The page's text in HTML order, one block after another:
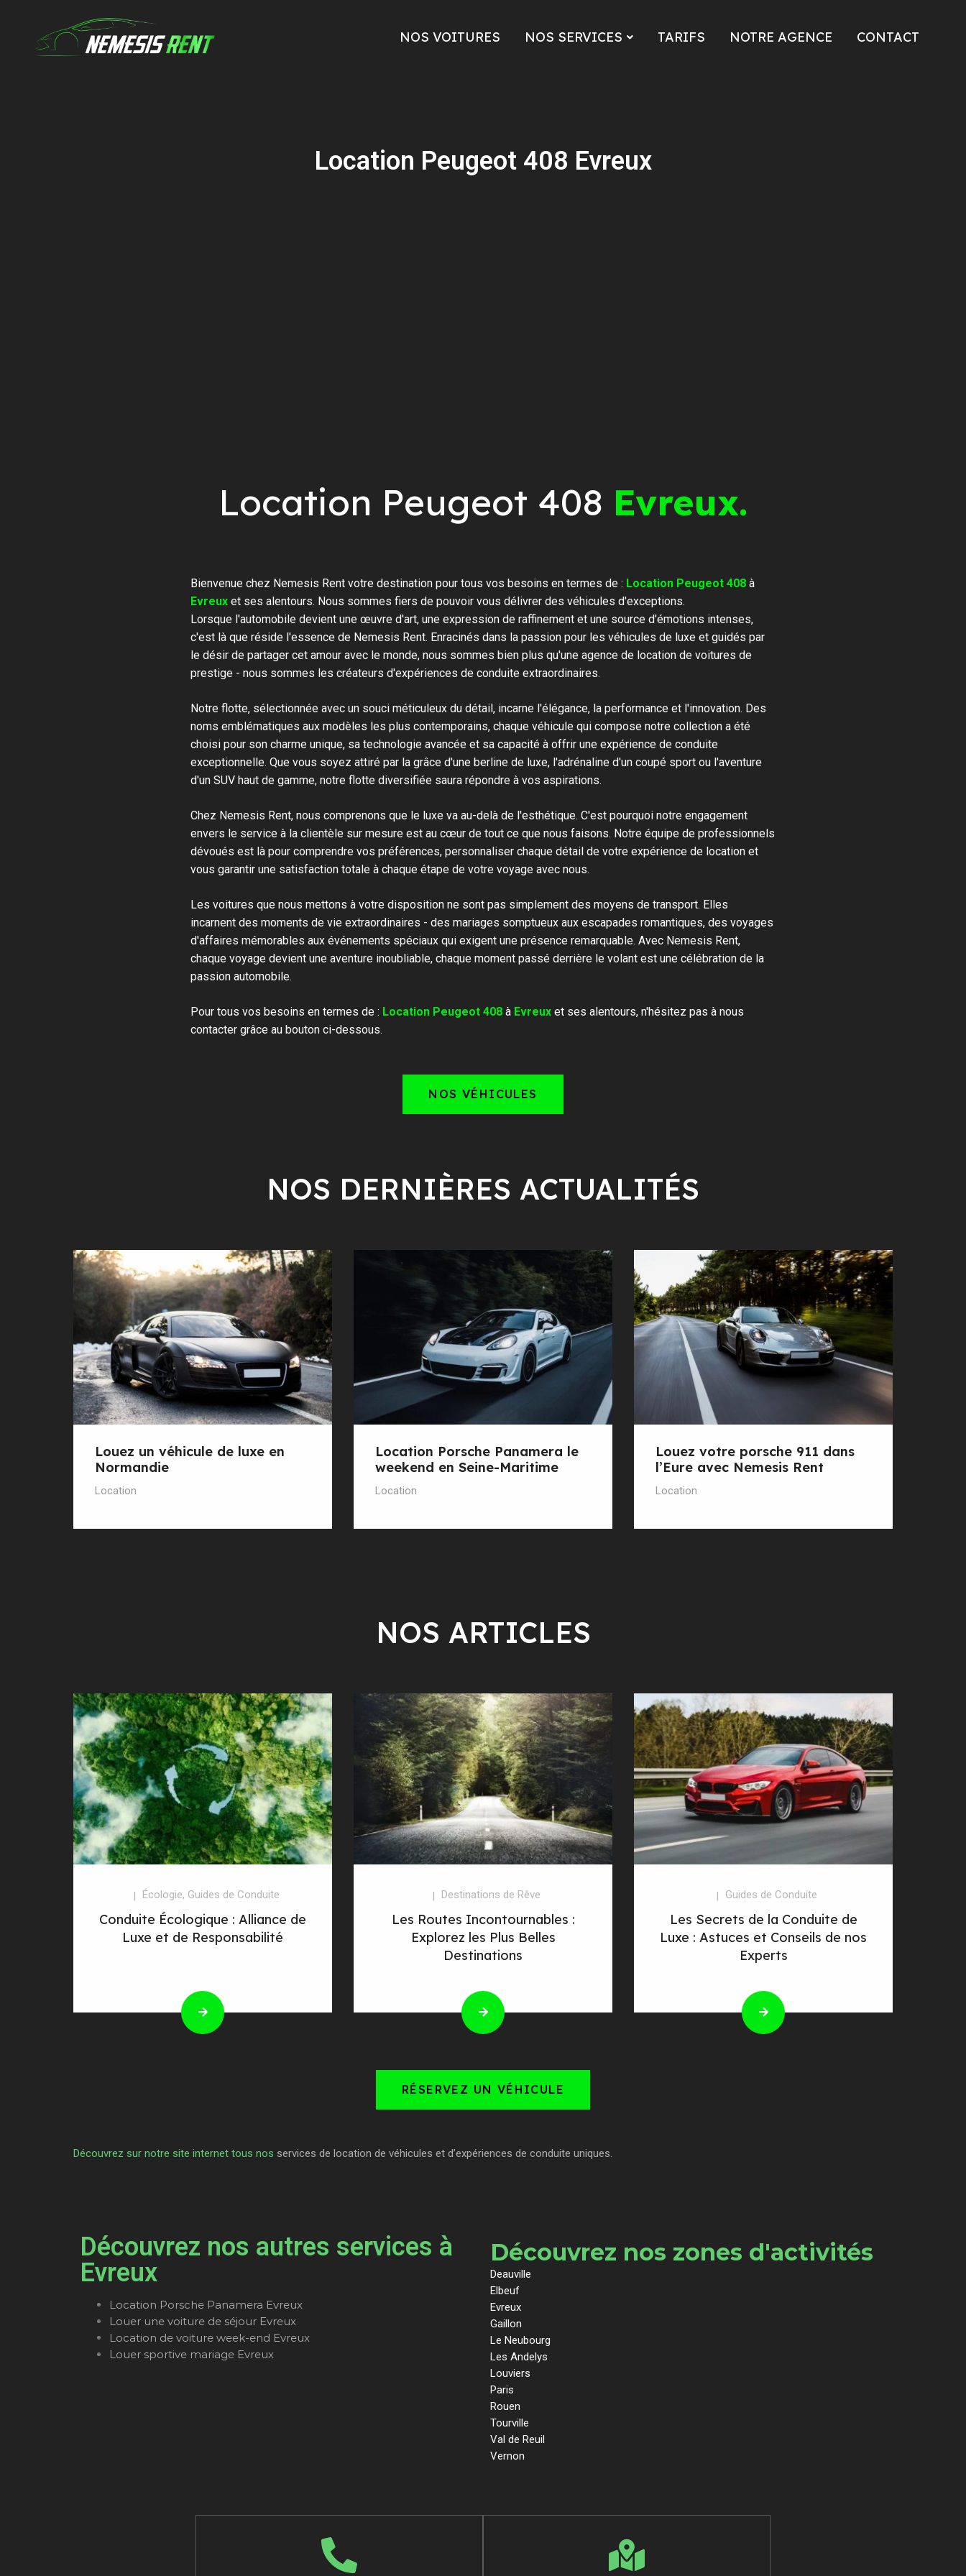
NOS VOITURES NOS SERVICES TARIFS NOTRE AGENCE CONTACT
Location Peugeot 408 Evreux
Location Peugeot 408 Evreux.
Bienvenue chez Nemesis Rent votre destination pour tous vos besoins en termes de : Location Peugeot 408 à
Evreux et ses alentours. Nous sommes fiers de pouvoir vous délivrer des véhicules d'exceptions.
Lorsque l'automobile devient une œuvre d'art, une expression de raffinement et une source d'émotions intenses,
c'est là que réside l'essence de Nemesis Rent. Enracinés dans la passion pour les véhicules de luxe et guidés par
le désir de partager cet amour avec le monde, nous sommes bien plus qu'une agence de location de voitures de
prestige - nous sommes les créateurs d'expériences de conduite extraordinaires.
Notre flotte, sélectionnée avec un souci méticuleux du détail, incarne l'élégance, la performance et l'innovation. Des
noms emblématiques aux modèles les plus contemporains, chaque véhicule qui compose notre collection a été
choisi pour son charme unique, sa technologie avancée et sa capacité à offrir une expérience de conduite
exceptionnelle. Que vous soyez attiré par la grâce d'une berline de luxe, l'adrénaline d'un coupé sport ou l'aventure
d'un SUV haut de gamme, notre flotte diversifiée saura répondre à vos aspirations.
Chez Nemesis Rent, nous comprenons que le luxe va au-delà de l'esthétique. C'est pourquoi notre engagement
envers le service à la clientèle sur mesure est au cœur de tout ce que nous faisons. Notre équipe de professionnels
dévoués est là pour comprendre vos préférences, personnaliser chaque détail de votre expérience de location et
vous garantir une satisfaction totale à chaque étape de votre voyage avec nous.
Les voitures que nous mettons à votre disposition ne sont pas simplement des moyens de transport. Elles
incarnent des moments de vie extraordinaires - des mariages somptueux aux escapades romantiques, des voyages
d'affaires mémorables aux événements spéciaux qui exigent une présence remarquable. Avec Nemesis Rent,
chaque voyage devient une aventure inoubliable, chaque moment passé derrière le volant est une célébration de la
passion automobile.
Pour tous vos besoins en termes de : Location Peugeot 408 à Evreux et ses alentours, n'hésitez pas à nous
contacter grâce au bouton ci-dessous.
NOS VÉHICULES
NOS DERNIÈRES ACTUALITÉS
Louez un véhicule de luxe en
Normandie
Location
Location Porsche Panamera le
weekend en Seine-Maritime
Location
Louez votre porsche 911 dans
l’Eure avec Nemesis Rent
Location
NOS ARTICLES
Écologie, Guides de Conduite
Conduite Écologique : Alliance de
Luxe et de Responsabilité
Destinations de Rêve
Les Routes Incontournables :
Explorez les Plus Belles
Destinations
Guides de Conduite
Les Secrets de la Conduite de
Luxe : Astuces et Conseils de nos
Experts
RÉSERVEZ UN VÉHICULE
Découvrez sur notre site internet tous nos services de location de véhicules et d’expériences de conduite uniques.
Découvrez nos autres services à
Evreux
Location Porsche Panamera Evreux
Louer une voiture de séjour Evreux
Location de voiture week-end Evreux
Louer sportive mariage Evreux
Découvrez nos zones d'activités
Deauville
Elbeuf
Evreux
Gaillon
Le Neubourg
Les Andelys
Louviers
Paris
Rouen
Tourville
Val de Reuil
Vernon